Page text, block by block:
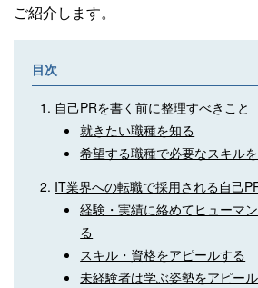
ご紹介します。
目次
自己PRを書く前に整理すべきこと
就きたい職種を知る
希望する職種で必要なスキル
IT業界への転職で採用される自己
経験・実績に絡めてヒューマ
る
スキル・資格をアピールする
未経験者は学ぶ姿勢をアピー